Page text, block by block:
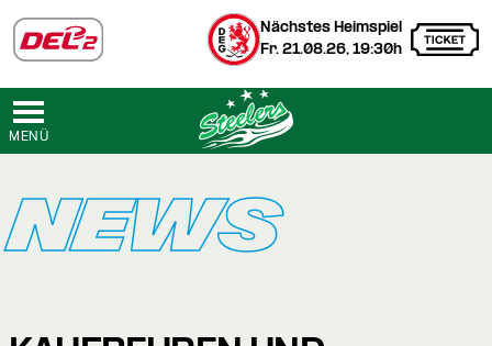
Nächstes Heimspiel
Fr. 21.08.26, 19:30h
MENÜ
NEWS